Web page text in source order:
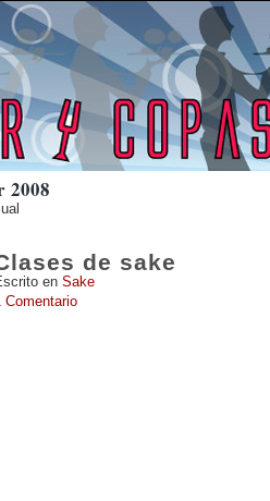
2008
de sake
en Sake
Comentario